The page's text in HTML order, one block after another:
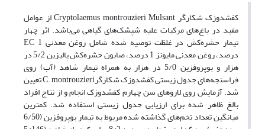
کفشدوزک شکارگر Cryptolaemus montrouzieri Mulsant از عوامل
مفید در باغ‌‌های مرکبات علیه شپشک‌های گیاهی می‌باشد. اثر چهار
تیمار حشره‌کش در غلظت توصیه شده شامل روغن معدنی EC 1
درصد، روغن معدنی مایونز 1 درصد، صابون حشره‌کش پالیزین 5/2 در
هزار و بوپروفزین 5/0 در هزار به همراه تیمار شاهد (آب) روی
فراسنجه‌های جدول زیستی کفشدوزک شکارگرC. montrouzieri تعیین
شد. آزمایش روی لاروهای سن چهارم کفشدوزک انجام و از نتاج افراد
بالغ ظاهر شده برای ارزیابی جدول زیستی استفاده شد. کمترین
میانگین تعداد تخم‌های گذاشته شده مربوط به تیمار بوپروفزین (6/50